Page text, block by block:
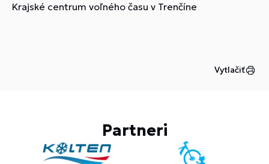
Krajské centrum voľného času v Trenčíne
Vytlačiť
Partneri